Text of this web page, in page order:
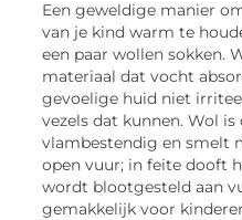
Een geweldige manier
van je kind warm te
een paar wollen sokken.
materiaal dat vocht
gevoelige huid niet
vezels dat kunnen. Wol
vlambestendig en smelt
open vuur; in feite dooft
wordt blootgesteld aan
gemakkelijk voor